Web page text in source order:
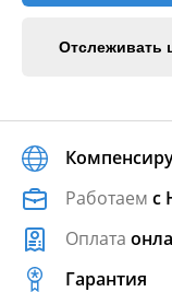
Отслеживать
Работаем с
Оплата
Гарантия